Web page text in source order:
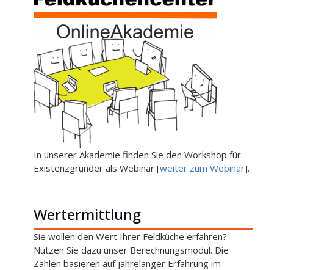
In unserer Akademie finden Sie den Workshop für
Existenzgründer als Webinar [weiter zum Webinar].
Wertermittlung
Sie wollen den Wert Ihrer Feldküche erfahren?
Nutzen Sie dazu unser Berechnungsmodul. Die
Zahlen basieren auf jahrelanger Erfahrung im